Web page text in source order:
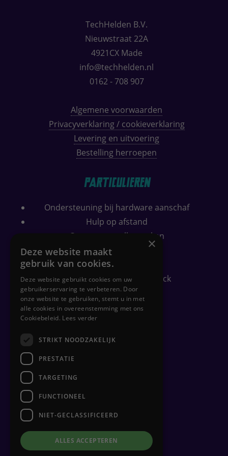
TechHelden B.V.
Nieuwstraat 22A
4921CX Made
info@techhelden.nl
0162 - 708 907
Algemene voorwaarden
Privacyverklaring / cookieverklaring
Levering en uitvoering
Bestelling herroepen
Particulieren
Ondersteuning bij hardware aanschaf
Hulp op afstand
Computer sneller maken
Wifi bereik verbeteren
Security check
Gratis PC-gezondheidscheck
Zakelijk
Flexplekken inrichten
Hardware beheer
×
Deze website maakt
gebruik van cookies.
Deze website gebruikt cookies om uw
gebruikerservaring te verbeteren. Door
onze website te gebruiken, stemt u in met
alle cookies in overeenstemming met ons
Cookiebeleid. Lees verder
STRIKT NOODZAKELIJK
PRESTATIE
TARGETING
FUNCTIONEEL
NIET-GECLASSIFICEERD
ALLES ACCEPTEREN